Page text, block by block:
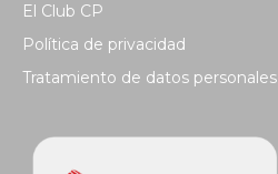
El Club CP
Política de privacidad
Tratamiento de datos personales